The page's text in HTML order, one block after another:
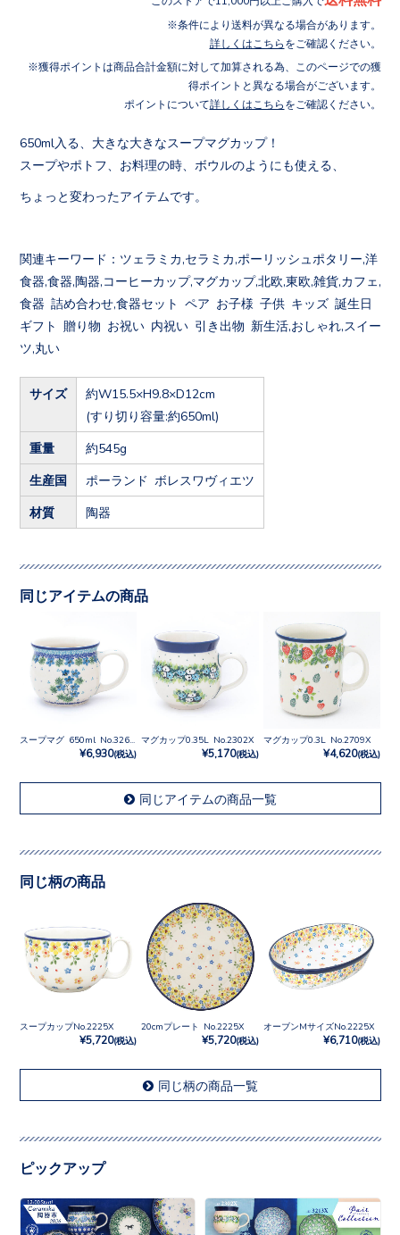
条件により送料が異なる場合があります。
詳しくはこちら をご確認ください。
獲得ポイントは商品合計金額に対して加算される為、このページでの獲
得ポイントと異なる場合がございます。
ポイントについて詳しくはこちら をご確認ください。
650ml入る、大きな大きなスープマグカップ！
スープやポトフ、お料理の時、ボウルのようにも使える、
ちょっと変わったアイテムです。
関連キーワード：ツェラミカ,セラミカ,ポーリッシュポタリー,洋
食器,食器,陶器,コーヒーカップ,マグカップ,北欧,東欧,雑貨,カフェ,
食器 詰め合わせ,食器セット ペア お子様 子供 キッズ 誕生日
ギフト 贈り物 お祝い 内祝い 引き出物 新生活,おしゃれ,スイー
ツ,丸い
サイズ
約W15.5×H9.8×D12cm
(すり切り容量:約650ml)
重量 約545g
生産国 ポーランド ボレスワヴィエツ
材質 陶器
同じアイテムの商品
スープマグ 650ml No.3269X
¥6,930(税込)
マグカップ0.35L No.2302X
¥5,170(税込)
マグカップ0.3L No.2709X
¥4,620(税込)
同じアイテムの商品一覧
同じ柄の商品
スープカップNo.2225X
¥5,720(税込)
20cmプレート No.2225X
¥5,720(税込)
オーブンMサイズNo.2225X
¥6,710(税込)
同じ柄の商品一覧
ピックアップ